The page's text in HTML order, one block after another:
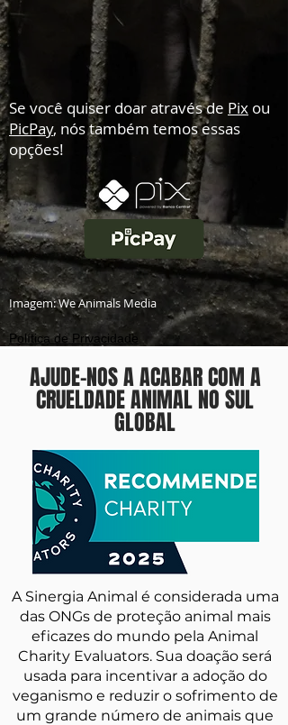
Se você quiser doar através de Pix ou
PicPay, nós também temos essas
opções!
Imagem: We Animals Media
Política de Privacidade
AJUDE-NOS A ACABAR COM A
CRUELDADE ANIMAL NO SUL
GLOBAL
A Sinergia Animal é considerada uma
das ONGs de proteção animal mais
eficazes do mundo pela Animal
Charity Evaluators. Sua doação será
usada para incentivar a adoção do
veganismo e reduzir o sofrimento de
um grande número de animais que